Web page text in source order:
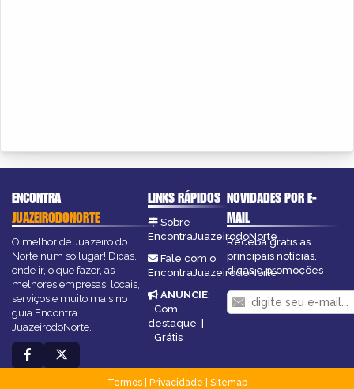
ENCONTRA
JUAZEIRODONORTE
O melhor de Juazeiro do
Norte num só lugar! Dicas,
onde ir, o que fazer, as
melhores empresas, locais,
serviços e muito mais no
guia Encontra
JuazeirodoNorte.
LINKS RÁPIDOS
Sobre
EncontraJuazeirodoNorte
Fale com o
EncontraJuazeirodoNorte
ANUNCIE:
Com
destaque |
Grátis
NOVIDADES POR E-
MAIL
Receba grátis as
principais notícias,
dicas e promoções
Termos| Privacidade
Sitemap